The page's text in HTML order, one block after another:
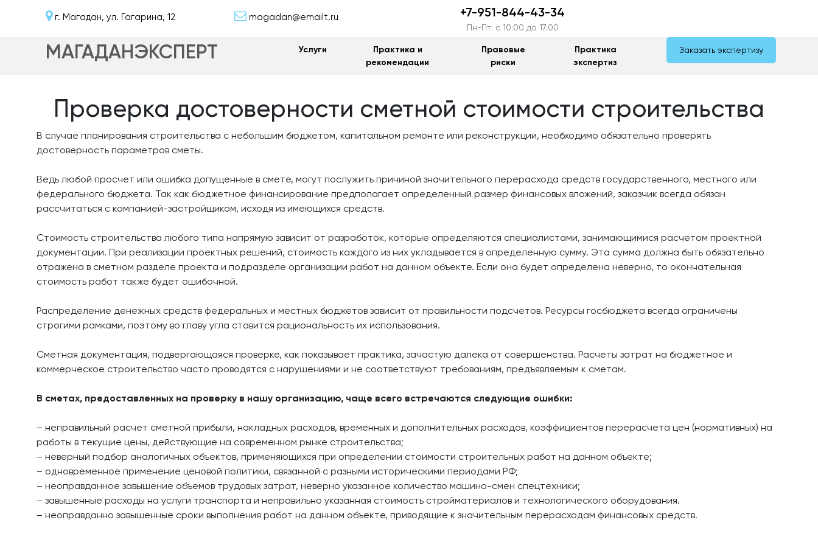
г. Магадан, ул. Гагарина, 12 magadan@emailt.ru +7-951-844-43-34
Пн-Пт: c 10:00 до 17:00
МАГАДАНЭКСПЕРТ Услуги
Практика и
рекомендации
Правовые
риски
Практика
экспертиз
Заказать экспертизу
Проверка достоверности сметной стоимости строительства
В случае планирования строительства с небольшим бюджетом, капитальном ремонте или реконструкции, необходимо обязательно проверять
достоверность параметров сметы.
Ведь любой просчет или ошибка допущенные в смете, могут послужить причиной значительного перерасхода средств государственного, местного или
федерального бюджета. Так как бюджетное финансирование предполагает определенный размер финансовых вложений, заказчик всегда обязан
рассчитаться с компанией-застройщиком, исходя из имеющихся средств.
Стоимость строительства любого типа напрямую зависит от разработок, которые определяются специалистами, занимающимися расчетом проектной
документации. При реализации проектных решений, стоимость каждого из них укладывается в определенную сумму. Эта сумма должна быть обязательно
отражена в сметном разделе проекта и подразделе организации работ на данном объекте. Если она будет определена неверно, то окончательная
стоимость работ также будет ошибочной.
Распределение денежных средств федеральных и местных бюджетов зависит от правильности подсчетов. Ресурсы госбюджета всегда ограничены
строгими рамками, поэтому во главу угла ставится рациональность их использования.
Сметная документация, подвергающаяся проверке, как показывает практика, зачастую далека от совершенства. Расчеты затрат на бюджетное и
коммерческое строительство часто проводятся с нарушениями и не соответствуют требованиям, предъявляемым к сметам.
В сметах, предоставленных на проверку в нашу организацию, чаще всего встречаются следующие ошибки:
– неправильный расчет сметной прибыли, накладных расходов, временных и дополнительных расходов, коэффициентов перерасчета цен (нормативных) на
работы в текущие цены, действующие на современном рынке строительства;
– неверный подбор аналогичных объектов, применяющихся при определении стоимости строительных работ на данном объекте;
– одновременное применение ценовой политики, связанной с разными историческими периодами РФ;
– неоправданное завышение объемов трудовых затрат, неверно указанное количество машино-смен спецтехники;
– завышенные расходы на услуги транспорта и неправильно указанная стоимость стройматериалов и технологического оборудования.
– неоправданно завышенные сроки выполнения работ на данном объекте, приводящие к значительным перерасходам финансовых средств.